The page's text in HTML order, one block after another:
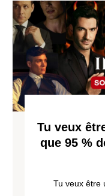
Tu veux
que 95 %
Tu veux être